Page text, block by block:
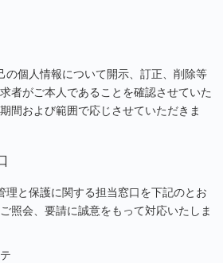
の個人情報について開示、訂正、削除等
者がご本人であることを確認させていた
間および範囲で応じさせていただきま
理と保護に関する担当窓口を下記のとお
照会、要請に誠意をもって対応いたしま